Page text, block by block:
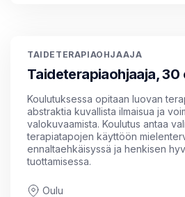
TAIDETERAPIAOHJAAJA
Taideterapiaohjaaja, 30
Koulutuksessa opitaan luovan
abstraktia kuvallista ilmaisua ja
valokuvaamista. Koulutus antaa
terapiatapojen käyttöön
ennaltaehkäisyssä ja henkisen
tuottamisessa.
Oulu